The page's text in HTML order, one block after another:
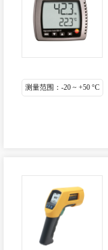
测量范围：-20 ~ +50 °C